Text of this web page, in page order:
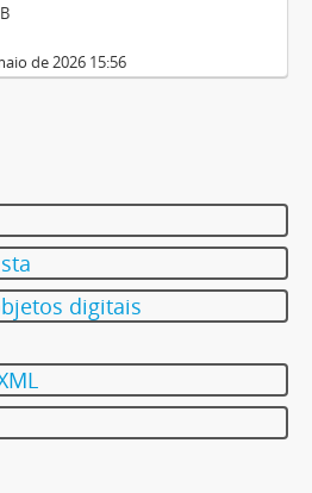
de 2026 15:56
digitais